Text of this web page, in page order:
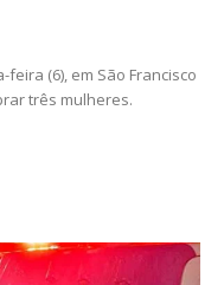
(6), em São Francisco
três mulheres.